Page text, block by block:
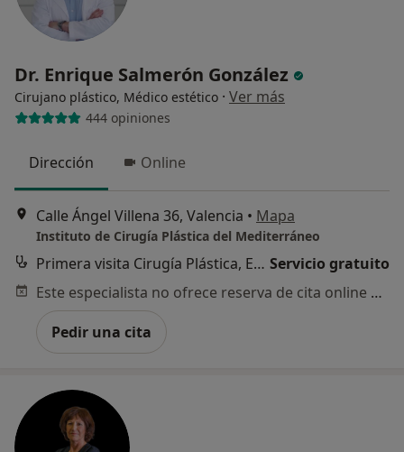
Dr. Enrique Salmerón González
Cirujano plástico, Médico estético · Ver más
444 opiniones
Dirección Online
Calle Ángel Villena 36, Valencia • Mapa
Instituto de Cirugía Plástica del Mediterráneo
Primera visita Cirugía Plástica, Estética y Reparadora Servicio gratuito
Este especialista no ofrece reserva de cita online en esta dirección.
Pedir una cita